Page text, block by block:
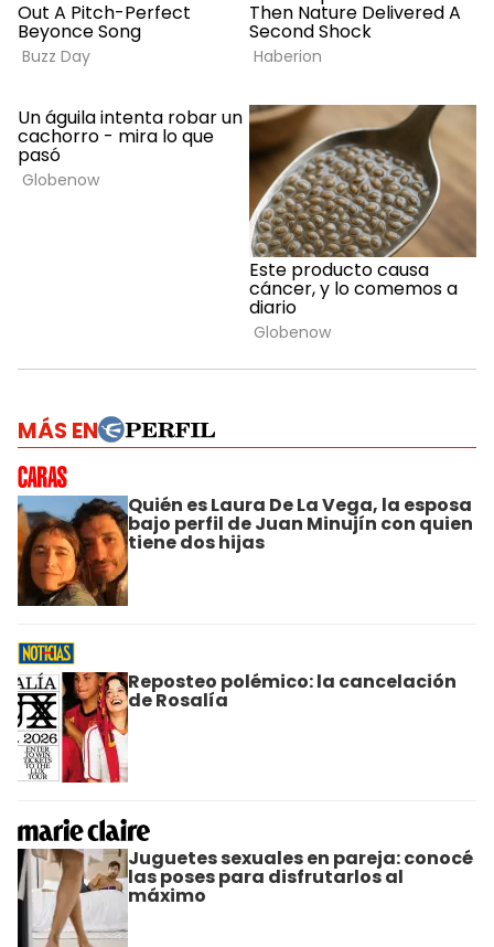
MÁS EN
Quién es Laura De La Vega, la esposa
bajo perfil de Juan Minujín con quien
tiene dos hijas
Reposteo polémico: la cancelación
de Rosalía
Juguetes sexuales en pareja: conocé
las poses para disfrutarlos al
máximo